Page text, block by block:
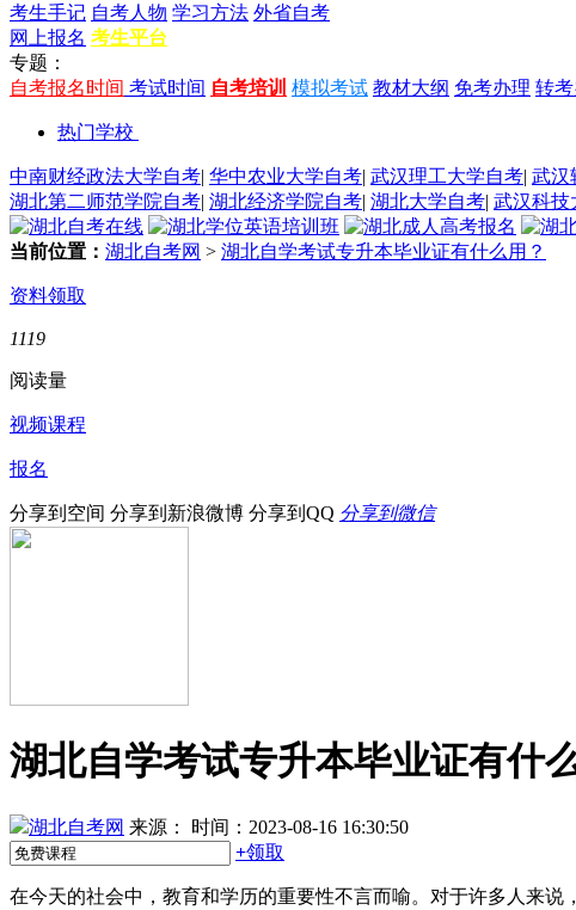
考生手记 自考人物 学习方法 外省自考
网上报名 考生平台
专题：
自考报名时间 考试时间 自考培训 模拟考试 教材大纲 免考办理 转
热门学校
中南财经政法大学自考| 华中农业大学自考| 武汉理工大学自考| 武汉
湖北第二师范学院自考| 湖北经济学院自考| 湖北大学自考| 武汉科技
当前位置： 湖北自考网 > 湖北自学考试专升本毕业证有什么用？
资料领取
1119
阅读量
视频课程
报名
分享到空间 分享到新浪微博 分享到QQ 分享到微信
湖北自学考试专升本毕业证有什
湖北自考网 来源：
时间：2023-08-16 16:30:50
+领取
在今天的社会中，教育和学历的重要性不言而喻。对于许多人来